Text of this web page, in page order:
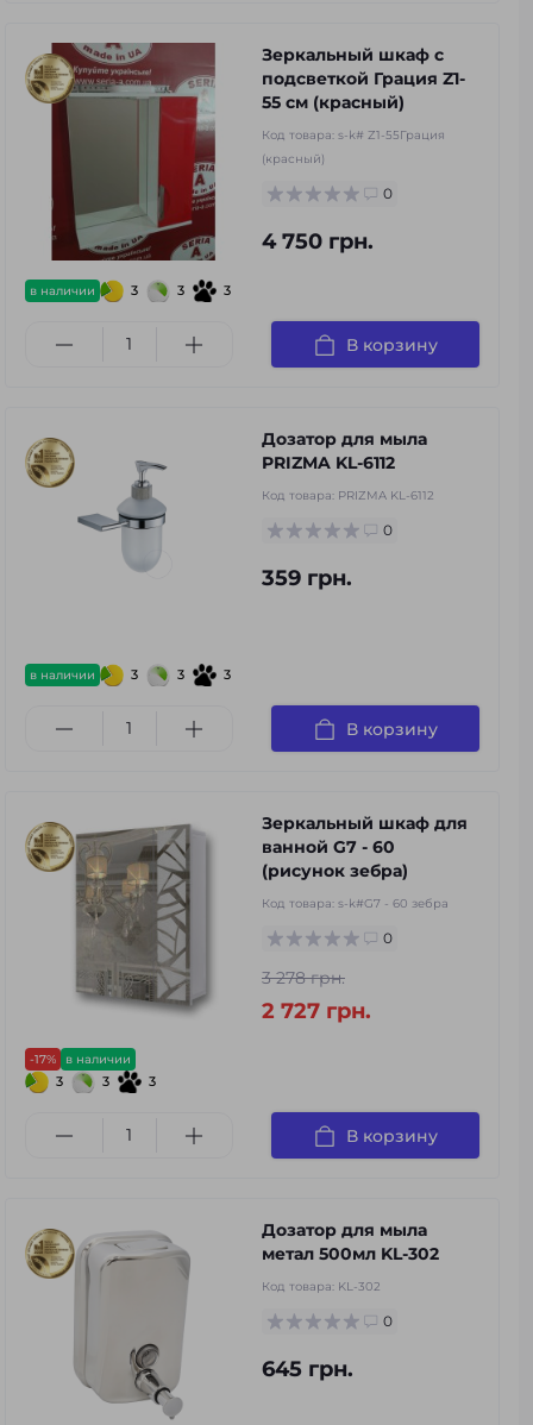
в наличии 3 3 3
Зеркальный шкаф с
подсветкой Грация Z1-
55 см (красный)
Код товара: s-k# Z1-55Грация
(красный)
0
4 750 грн.
В корзину
в наличии 3 3 3
Дозатор для мыла
PRIZMA KL-6112
Код товара: PRIZMA KL-6112
0
359 грн.
В корзину
-17% в наличии
3 3 3
Зеркальный шкаф для
ванной G7 - 60
(рисунок зебра)
Код товара: s-k#G7 - 60 зебра
0
3 278 грн.
2 727 грн.
В корзину
Дозатор для мыла
метал 500мл KL-302
Код товара: KL-302
0
645 грн.